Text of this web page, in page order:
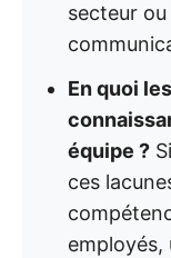
secteur
En quoi
équipe ?
ces
employés,